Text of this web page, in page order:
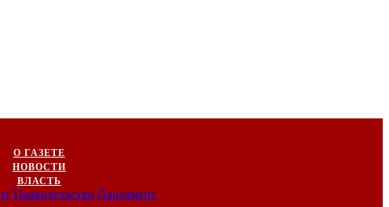
О ГАЗЕТЕ
НОВОСТИ
ВЛАСТЬ
Правительство Парламент